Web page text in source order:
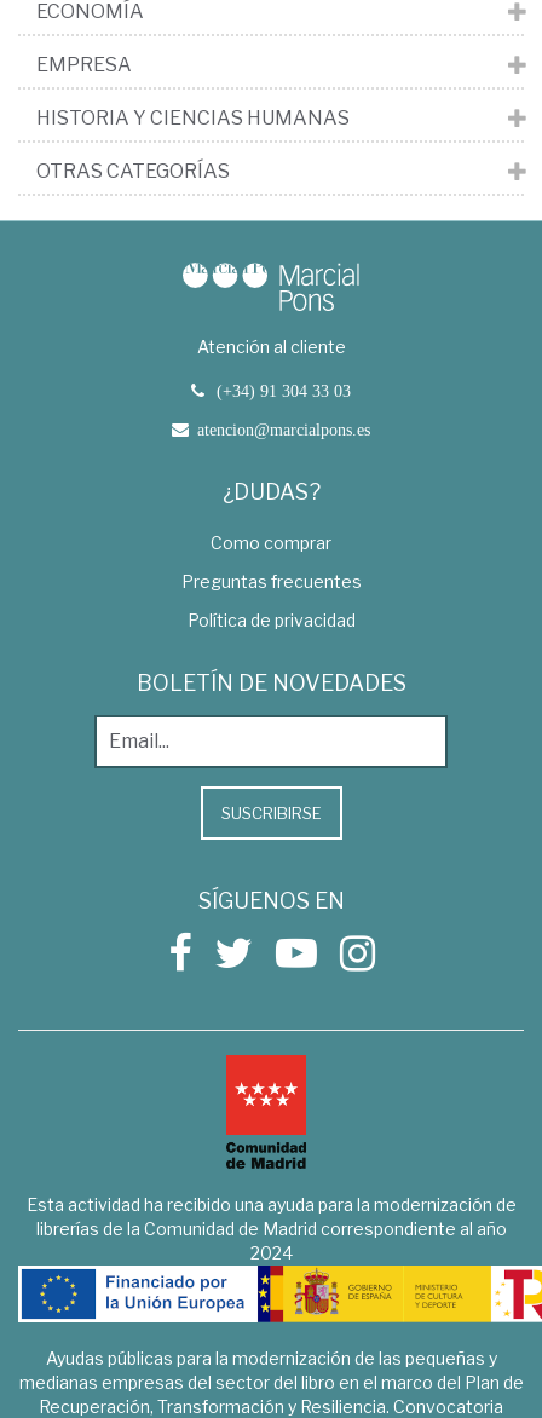
ECONOMÍA
EMPRESA
HISTORIA Y CIENCIAS HUMANAS
OTRAS CATEGORÍAS
Atención al cliente
(+34) 91 304 33 03
atencion@marcialpons.es
¿DUDAS?
Como comprar
Preguntas frecuentes
Política de privacidad
BOLETÍN DE NOVEDADES
SUSCRIBIRSE
SÍGUENOS EN
Esta actividad ha recibido una ayuda para la modernización de
librerías de la Comunidad de Madrid correspondiente al año
2024
Ayudas públicas para la modernización de las pequeñas y
medianas empresas del sector del libro en el marco del Plan de
Recuperación, Transformación y Resiliencia. Convocatoria